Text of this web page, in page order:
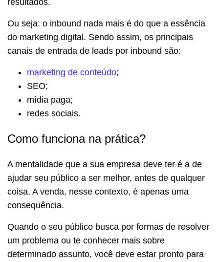
Ou seja: o inbound nada mais é do que a essência
do marketing digital. Sendo assim, os principais
canais de entrada de leads por inbound são:
marketing de conteúdo;
SEO;
mídia paga;
redes sociais.
Como funciona na prática?
A mentalidade que a sua empresa deve ter é a de
ajudar seu público a ser melhor, antes de qualquer
coisa. A venda, nesse contexto, é apenas uma
consequência.
Quando o seu público busca por formas de resolver
um problema ou te conhecer mais sobre
determinado assunto, você deve estar pronto para